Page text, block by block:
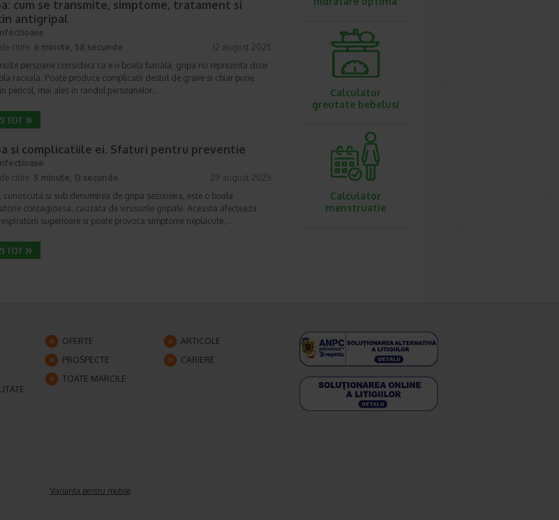
cum se transmite, simptome, tratament si
antigripal
citire: 6 minute, 58 secunde
12 august 2025
persoane considera ca e o boala banala, gripa nu reprezinta doar
raceala. Poate produce complicatii destul de grave si chiar pune
pericol, mai ales in randul persoanelor…
si complicatiile ei. Sfaturi pentru preventie
citire: 5 minute, 13 secunde
29 august 2025
cunoscuta si sub denumirea de gripa sezoniera, este o boala
contagioasa, cauzata de virusurile gripale. Aceasta afecteaza
superioare si poate provoca simptome neplacute,…
Calculator
greutate bebelusi
Calculator
menstruatie
OFERTE
ARTICOLE
PROSPECTE
CARIERE
TOATE MARCILE
Varianta pentru mobile